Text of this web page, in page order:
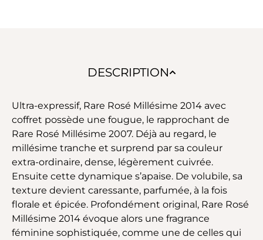
DESCRIPTION
Ultra-expressif, Rare Rosé Millésime 2014 avec
coffret possède une fougue, le rapprochant de
Rare Rosé Millésime 2007. Déjà au regard, le
millésime tranche et surprend par sa couleur
extra-ordinaire, dense, légèrement cuivrée.
Ensuite cette dynamique s’apaise. De volubile, sa
texture devient caressante, parfumée, à la fois
florale et épicée. Profondément original, Rare Rosé
Millésime 2014 évoque alors une fragrance
féminine sophistiquée, comme une de celles qui